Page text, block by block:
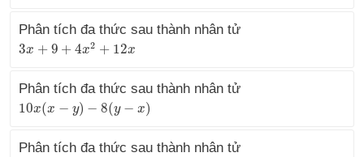
Phân tích đa thức sau thành nhân tử
3x + 9 + 4x2 + 12x
3x+ 9+ 4x2+12x
Phân tích đa thức sau thành nhân tử
10x(x − y) − 8(y − x)
10x(x−y )− 8(y −x )
Phân tích đa thức sau thành nhân tử